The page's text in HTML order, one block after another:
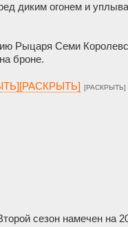
огонем и
Рыцаря Семи
броне.
[РАСКРЫТЬ]
сезон намечен на